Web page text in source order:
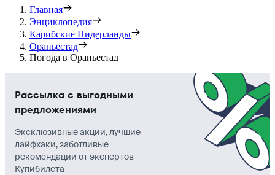
Главная
Энциклопедия
Карибские Нидерланды
Ораньестад
Погода в Ораньестад
Рассылка с выгодными
предложениями
Эксклюзивные акции, лучшие
лайфхаки, заботливые
рекомендации от экспертов
Купибилета